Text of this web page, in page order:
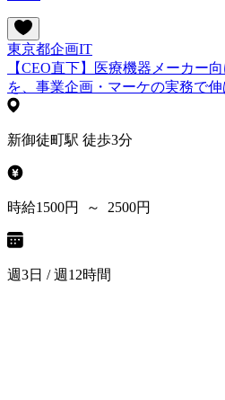
東京都企画IT
【CEO直下】医療機器メーカー
を、事業企画・マーケの実務で
新御徒町駅 徒歩3分
時給1500円 ～ 2500円
週3日 / 週12時間